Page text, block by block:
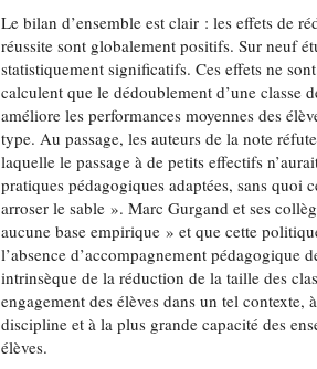
Le bilan d’ensemble est clair : les effets de
réussite sont globalement positifs. Sur neuf
statistiquement significatifs. Ces effets ne
calculent que le dédoublement d’une classe
améliore les performances moyennes des
type. Au passage, les auteurs de la note
laquelle le passage à de petits effectifs
pratiques pédagogiques adaptées, sans quoi
arroser le sable ». Marc Gurgand et ses
aucune base empirique » et que cette
l’absence d’accompagnement pédagogique
intrinsèque de la réduction de la taille des
engagement des élèves dans un tel
discipline et à la plus grande capacité des
élèves.